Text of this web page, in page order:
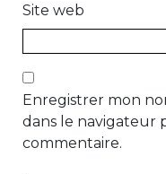
Site web
Enregistrer mon
dans le navigateur
commentaire.